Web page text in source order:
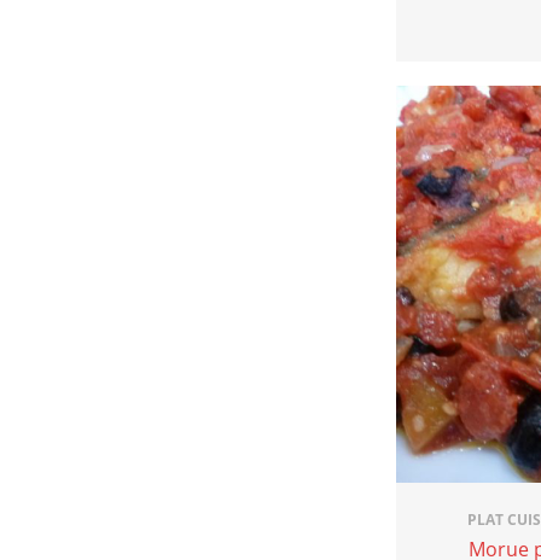
PLAT
Morue